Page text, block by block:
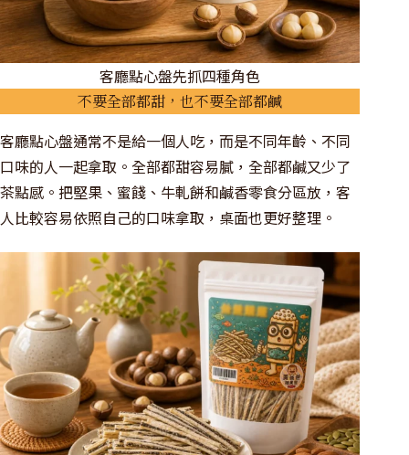
客廳點心盤先抓四種角色
不要全部都甜，也不要全部都鹹
客廳點心盤通常不是給一個人吃，而是不同年齡、不同
口味的人一起拿取。全部都甜容易膩，全部都鹹又少了
茶點感。把堅果、蜜餞、牛軋餅和鹹香零食分區放，客
人比較容易依照自己的口味拿取，桌面也更好整理。